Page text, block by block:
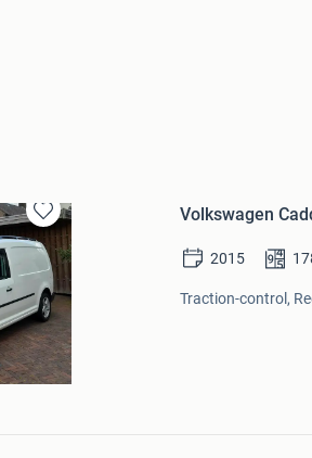
Bewaren
in
Mijn
Favorieten
Volkswagen
2015
Traction-control,